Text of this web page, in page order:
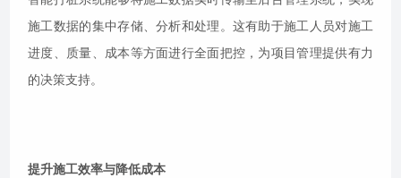
施工数据的集中存储、分析和处理。这有助于施工人员对施工
进度、质量、成本等方面进行全面把控，为项目管理提供有力
的决策支持。
提升施工效率与降低成本